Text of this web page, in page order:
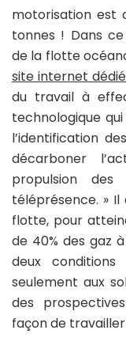
motorisation est
tonnes ! Dans
de la flotte
site internet
du travail à
technologique
l’identification
décarboner
propulsion
téléprésence. »
flotte, pour
de 40% des gaz
deux
seulement aux
des
façon de